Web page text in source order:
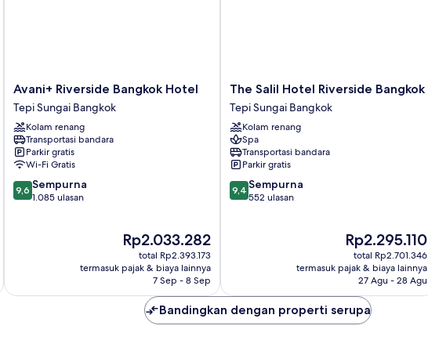
Avani+
Riverside
Bangkok
Hotel
Tepi
Sungai
Bangkok
Avani+ Riverside Bangkok Hotel
Tepi Sungai Bangkok
Kolam renang
Transportasi bandara
Parkir gratis
Wi-Fi Gratis
9.6
dari
9,6 Sempurna
1.085 ulasan
Harga
sekarang
Rp2.033.282
Rp2.033.282
total Rp2.393.173
termasuk pajak & biaya lainnya
7 Sep - 8 Sep
The
Salil
Hotel
Riverside
Bangkok
Tepi
Sungai
Bangkok
The Salil Hotel Riverside Bangkok
Tepi Sungai Bangkok
Kolam renang
Spa
Transportasi bandara
Parkir gratis
9.4
dari
9,4 Sempurna
552 ulasan
Harga
sekarang
Rp2.295.110
Rp2.295.110
total Rp2.701.346
termasuk pajak & biaya lainnya
27 Agu - 28 Agu
Bandingkan dengan properti serupa